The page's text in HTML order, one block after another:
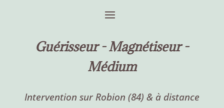
Guérisseur -Magnétiseur -
Médium
Intervention sur Robion (84) & à distance